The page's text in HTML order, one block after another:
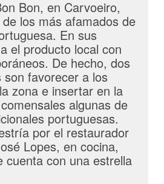
Bon, en Carvoeiro,
los más afamados de
En sus
el producto local con
De hecho, dos
favorecer a los
zona e insertar en la
algunas de
portuguesas.
por el restaurador
Lopes, en cocina,
cuenta con una estrella